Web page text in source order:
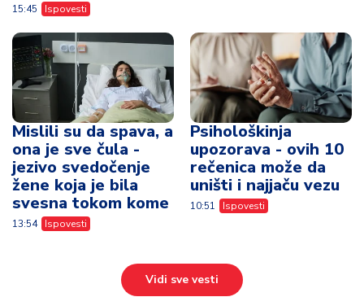
15:45 Ispovesti
Mislili su da spava, a
ona je sve čula -
jezivo svedočenje
žene koja je bila
svesna tokom kome
13:54 Ispovesti
Psihološkinja
upozorava - ovih 10
rečenica može da
uništi i najjaču vezu
10:51 Ispovesti
Vidi sve vesti